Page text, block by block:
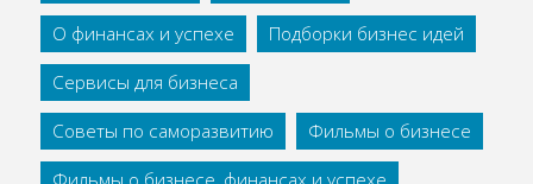
О финансах и успехе
Подборки бизнес идей
Сервисы для бизнеса
Советы по саморазвитию
Фильмы о бизнесе